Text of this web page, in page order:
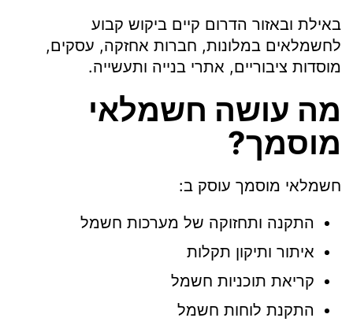
באילת ובאזור הדרום קיים ביקוש קבוע
לחשמלאים במלונות, חברות אחזקה, עסקים,
מוסדות ציבוריים, אתרי בנייה ותעשייה.
מה עושה חשמלאי
מוסמך?
חשמלאי מוסמך עוסק ב:
התקנה ותחזוקה של מערכות חשמל
איתור ותיקון תקלות
קריאת תוכניות חשמל
התקנת לוחות חשמל